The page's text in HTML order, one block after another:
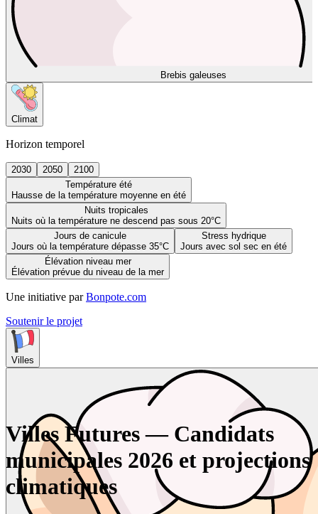
Brebis galeuses
Climat
Horizon temporel
2030 2050
2100
Température été
Hausse de la température moyenne en été
Nuits tropicales
Nuits où la température ne descend pas sous 20°C
Jours de canicule
Jours où la température dépasse 35°C
Stress hydrique
Jours avec sol sec en été
Élévation niveau mer
Élévation prévue du niveau de la mer
Une initiative par Bonpote.com
Soutenir le projet
Villes
Villes Futures — Candidats
municipales 2026 et projections
climatiques